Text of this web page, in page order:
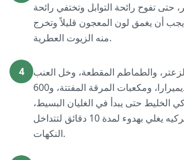
حتى تفوح رائحة التوابل وتختفي رائحة
يجب أن يغمق لون المعجون قليلاً وتخرج
منه الزيوت العطرية.
4
والطماطم المقطعة، وخل العنب
الأحمر، وسكر الديميرارا، ومكعبات المرقة المفتتة، و600
الخليط حتى يبدأ في الغليان البسيط،
ثم خففي النار واتركيه يغلي بهدوء لمدة 10 دقائق لتتداخل
النكهات.